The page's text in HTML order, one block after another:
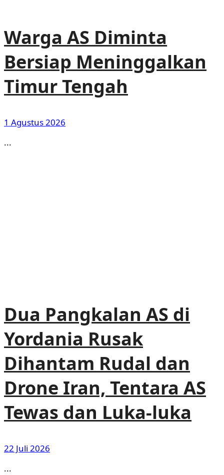
Warga AS Diminta
Bersiap Meninggalkan
Timur Tengah
1 Agustus 2026
...
Dua Pangkalan AS di
Yordania Rusak
Dihantam Rudal dan
Drone Iran, Tentara AS
Tewas dan Luka-luka
22 Juli 2026
...